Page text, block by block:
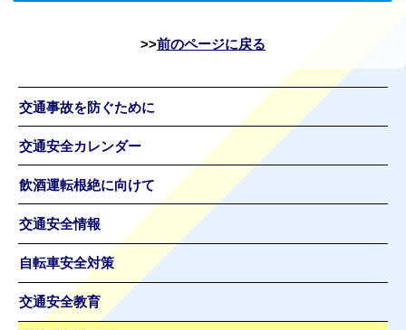
前のページに戻る
交通事故を防ぐために
交通安全カレンダー
飲酒運転根絶に向けて
交通安全情報
自転車安全対策
交通安全教育